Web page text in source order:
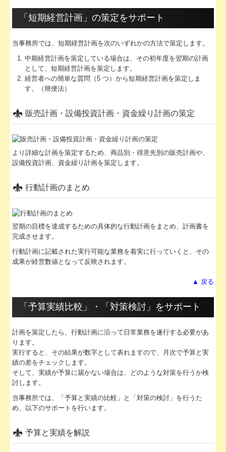
「短期経営計画」の策定をサポート
当事務所では、短期経営計画を次のいずれかの方法で策定します。
中期経営計画を策定している場合は、その初年度を翌期の計画
として、短期経営計画を策定します。
経営者への簡単な質問（5 つ）から短期経営計画を策定しま
す。（簡便法）
販売計画・設備投資計画・資金繰り計画の策定
より詳細な計画を策定するため、商品別・得意先別の販売計画や、
設備投資計画、資金繰り計画を策定します。
行動計画のまとめ
翌期の目標を達成するための具体的な行動計画をまとめ、計画書を
完成させます。
行動計画に記載された実行可能な業務を着実に行っていくと、その
成果が経営数値となって反映されます。
▲ 戻る
「予算実績比較」・「対策検討」をサポート
計画を策定したら、行動計画に沿って日常業務を遂行する必要があ
ります。
実行すると、その結果が数字として表れますので、月次で予算と実
績の差をチェックします。
そして、実績が予算に届かない場合は、どのような対策を行うか検
討します。
当事務所では、「予算と実績の比較」と「対策の検討」を行うた
め、以下のサポートを行います。
予算と実績を解説